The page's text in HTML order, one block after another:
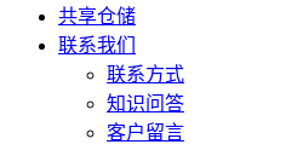
共享仓储
联系我们
联系方式
知识问答
客户留言